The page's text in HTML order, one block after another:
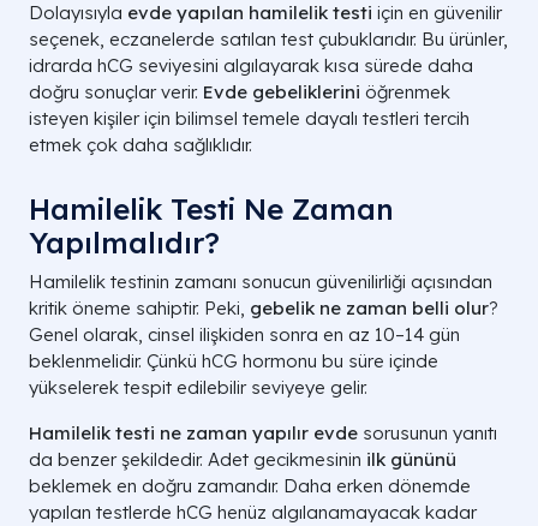
Dolayısıyla evde yapılan hamilelik testi için en güvenilir
seçenek, eczanelerde satılan test çubuklarıdır. Bu ürünler,
idrarda hCG seviyesini algılayarak kısa sürede daha
doğru sonuçlar verir. Evde gebeliklerini öğrenmek
isteyen kişiler için bilimsel temele dayalı testleri tercih
etmek çok daha sağlıklıdır.
Hamilelik Testi Ne Zaman
Yapılmalıdır?
Hamilelik testinin zamanı sonucun güvenilirliği açısından
kritik öneme sahiptir. Peki, gebelik ne zaman belli olur?
Genel olarak, cinsel ilişkiden sonra en az 10–14 gün
beklenmelidir. Çünkü hCG hormonu bu süre içinde
yükselerek tespit edilebilir seviyeye gelir.
Hamilelik testi ne zaman yapılır evde sorusunun yanıtı
da benzer şekildedir. Adet gecikmesinin ilk gününü
beklemek en doğru zamandır. Daha erken dönemde
yapılan testlerde hCG henüz algılanamayacak kadar